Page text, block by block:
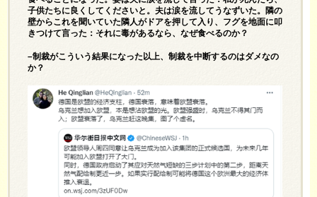
子供たちに良くしてくださいと。夫は涙を流してうなずいた。隣の
壁からこれを聞いていた隣人がドアを押して入り、フグを地面に叩
きつけて言った：それに毒があるなら、なぜ食べるのか？
–制裁がこういう結果になった以上、制裁を中断するのはダメなの
か？